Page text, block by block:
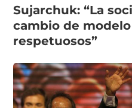
Sujarchuk: “La
cambio de
respetuosos”